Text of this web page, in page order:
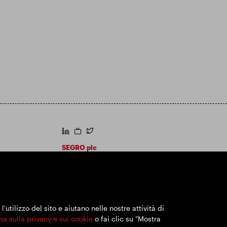
del sito e aiutano nelle nostre attività di
sulla privacy e sui cookieo fai clic su "Mostra
https://www.linkedin.com/
https://www.youtube.com/
https://twitter.com/segroplc
SEGRO plc